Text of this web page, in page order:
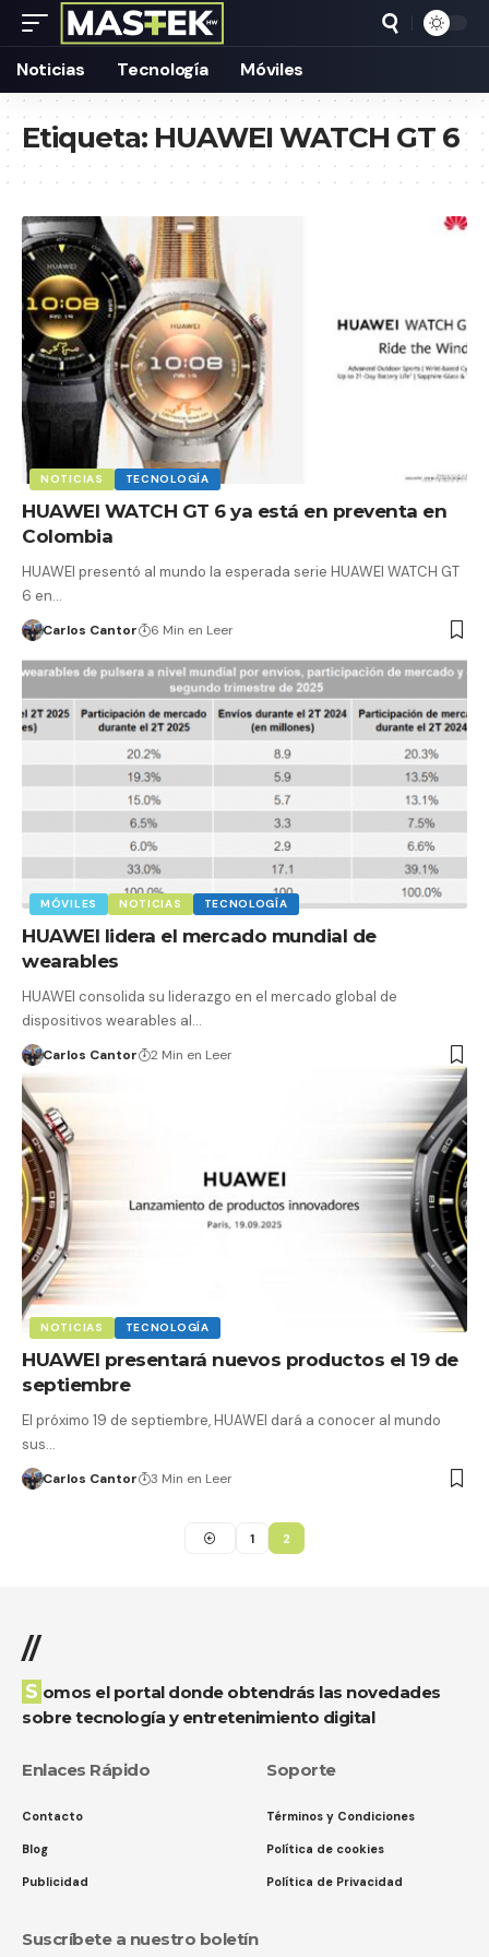
Noticias Tecnología Móviles
Etiqueta:HUAWEI WATCH GT 6
NOTICIAS TECNOLOGÍA
HUAWEI WATCH GT 6 ya está en preventa en
Colombia
HUAWEI presentó al mundo la esperada serie HUAWEI WATCH GT
6 en…
Carlos Cantor 6 Min en Leer
MÓVILES NOTICIAS TECNOLOGÍA
HUAWEI lidera el mercado mundial de
wearables
HUAWEI consolida su liderazgo en el mercado global de
dispositivos wearables al…
Carlos Cantor 2 Min en Leer
NOTICIAS TECNOLOGÍA
HUAWEI presentará nuevos productos el 19 de
septiembre
El próximo 19 de septiembre, HUAWEI dará a conocer al mundo
sus…
Carlos Cantor 3 Min en Leer
1 2
//
Somos el portal donde obtendrás las novedades
sobre tecnología y entretenimiento digital
Enlaces Rápido
Contacto
Blog
Publicidad
Soporte
Términos y Condiciones
Política de cookies
Política de Privacidad
Suscríbete a nuestro boletín